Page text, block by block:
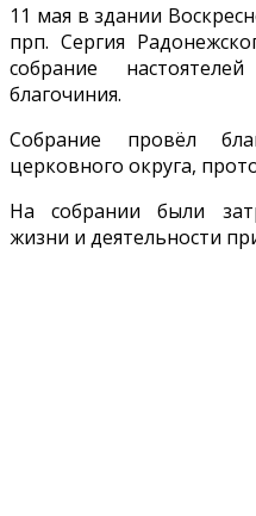
11 мая в здании
прп. Сергия
собрание
благочиния.
Собрание провёл
церковного округа,
На собрании были
жизни и деятельности